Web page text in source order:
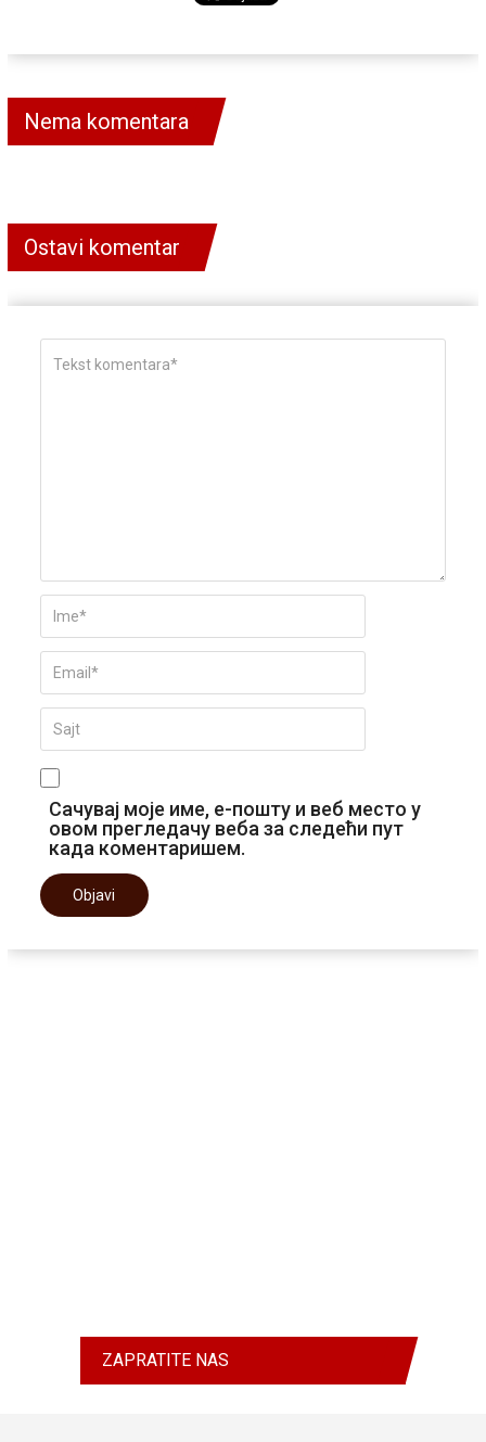
Nema komentara
Ostavi komentar
Сачувај моје име, е-пошту и веб место у
овом прегледачу веба за следећи пут
када коментаришем.
ZAPRATITE NAS